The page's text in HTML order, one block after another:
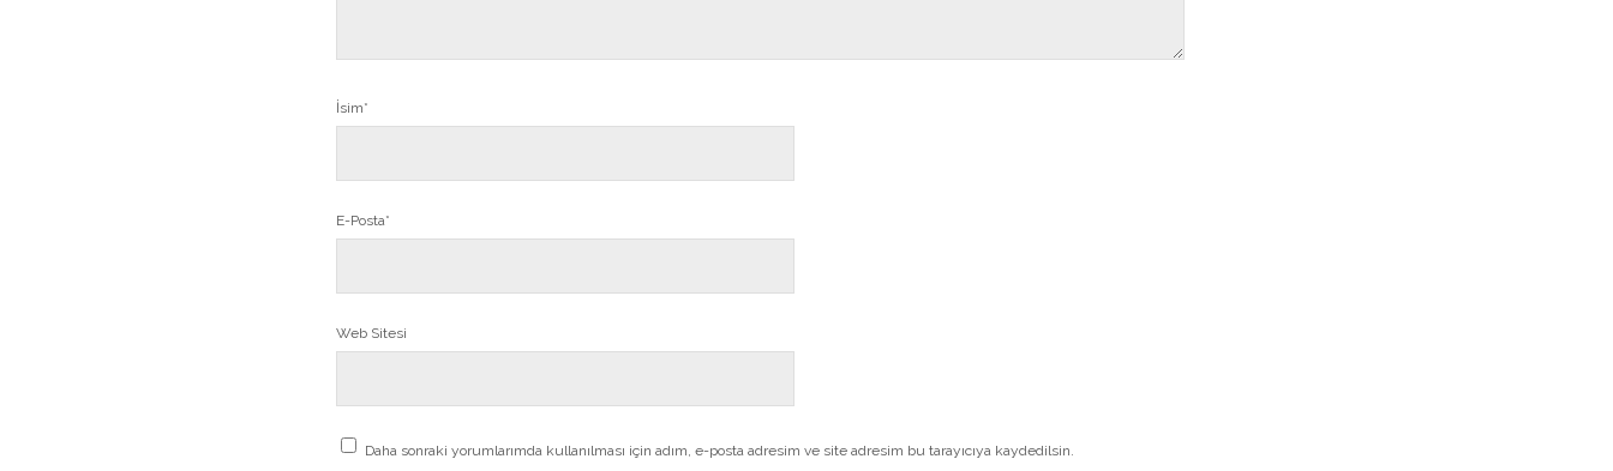
İsim*
E-Posta*
Web Sitesi
Daha sonraki yorumlarımda kullanılması için adım, e-posta adresim ve site adresim bu tarayıcıya kaydedilsin.